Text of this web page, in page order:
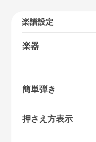
楽譜設定
楽器
簡単弾き
押さえ方表示